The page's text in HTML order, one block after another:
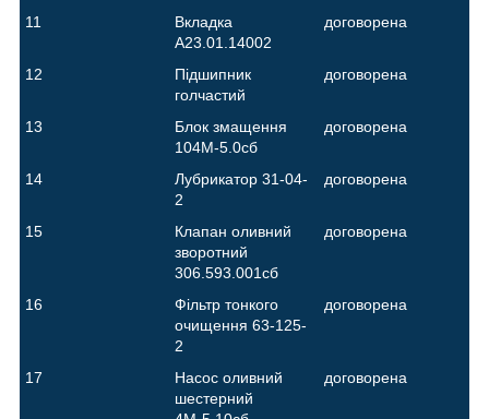
11
Вкладка
А23.01.14002
договорена
12
Підшипник
голчастий
договорена
13
Блок змащення
104М-5.0сб
договорена
14
Лубрикатор 31-04-
2
договорена
15
Клапан оливний
зворотний
306.593.001сб
договорена
16
Фільтр тонкого
очищення 63-125-
2
договорена
17
Насос оливний
шестерний
договорена